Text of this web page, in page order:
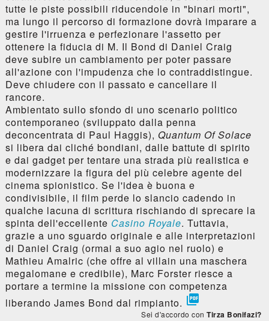
tutte le piste possibili riducendole in "binari morti",
ma lungo il percorso di formazione dovrà imparare a
gestire l'irruenza e perfezionare l'assetto per
ottenere la fiducia di M. Il Bond di Daniel Craig
deve subire un cambiamento per poter passare
all'azione con l'impudenza che lo contraddistingue.
Deve chiudere con il passato e cancellare il
rancore.
Ambientato sullo sfondo di uno scenario politico
contemporaneo (sviluppato dalla penna
deconcentrata di Paul Haggis), Quantum Of Solace
si libera dai cliché bondiani, dalle battute di spirito
e dai gadget per tentare una strada più realistica e
modernizzare la figura del più celebre agente del
cinema spionistico. Se l'idea è buona e
condivisibile, il film perde lo slancio cadendo in
qualche lacuna di scrittura rischiando di sprecare la
spinta dell'eccellente Casino Royale. Tuttavia,
grazie a uno sguardo originale e alle interpretazioni
di Daniel Craig (ormai a suo agio nel ruolo) e
Mathieu Amalric (che offre al villain una maschera
megalomane e credibile), Marc Forster riesce a
portare a termine la missione con competenza
liberando James Bond dal rimpianto. 
Sei d'accordo conTirza Bonifazi?